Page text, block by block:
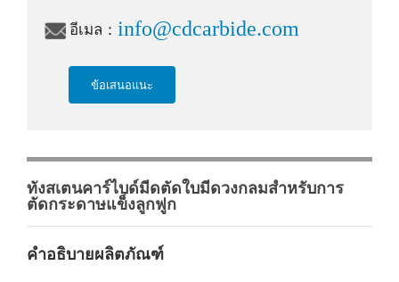
อีเมล： info@cdcarbide.com
ข้อเสนอแนะ
ทังสเตนคาร์ไบด์มีดตัดใบมีดวงกลมสำหรับการ
ตัดกระดาษแข็งลูกฟูก
คำอธิบายผลิตภัณฑ์